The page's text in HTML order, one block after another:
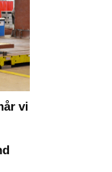
vi